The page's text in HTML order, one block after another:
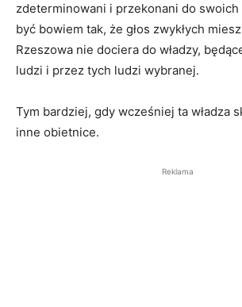
zdeterminowani i przekonani do swoich
być bowiem tak, że głos zwykłych
Rzeszowa nie dociera do władzy,
ludzi i przez tych ludzi wybranej.
Tym bardziej, gdy wcześniej ta władza
inne obietnice.
Reklama